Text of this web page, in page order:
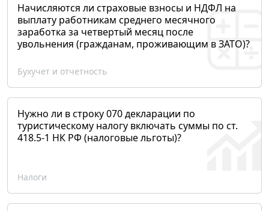
Начисляются ли страховые взносы и НДФЛ на
выплату работникам среднего месячного
заработка за четвертый месяц после
увольнения (гражданам, проживающим в ЗАТО)?
Бухучет и отчетность
Нужно ли в строку 070 декларации по
туристическому налогу включать суммы по ст.
418.5-1 НК РФ (налоговые льготы)?
Налоги